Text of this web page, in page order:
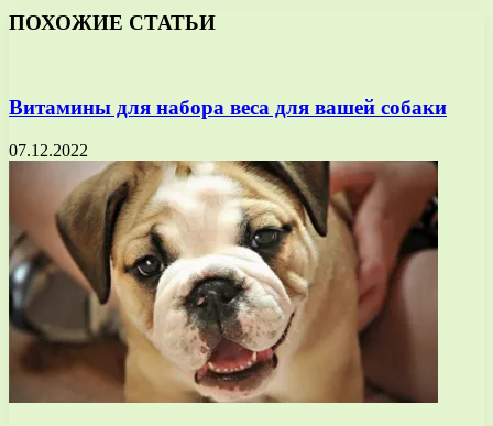
ПОХОЖИЕ СТАТЬИ
Витамины для набора веса для вашей собаки
07.12.2022